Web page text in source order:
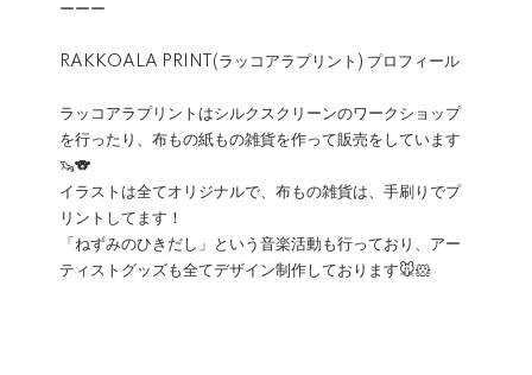
ーーー
RAKKOALA PRINT(ラッコアラプリント) プロフィール
ラッコアラプリントはシルクスクリーンのワークショップ
を行ったり、布もの紙もの雑貨を作って販売をしています
🦦🐨
イラストは全てオリジナルで、布もの雑貨は、手刷りでプ
リントしてます！
「ねずみのひきだし」という音楽活動も行っており、アー
ティストグッズも全てデザイン制作しております🐭🐹